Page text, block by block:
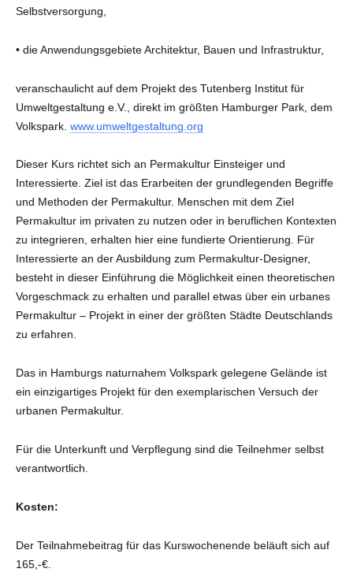
Selbstversorgung,
• die Anwendungsgebiete Architektur, Bauen und Infrastruktur,
veranschaulicht auf dem Projekt des Tutenberg Institut für
Umweltgestaltung e.V., direkt im größten Hamburger Park, dem
Volkspark. www.umweltgestaltung.org
Dieser Kurs richtet sich an Permakultur Einsteiger und
Interessierte. Ziel ist das Erarbeiten der grundlegenden Begriffe
und Methoden der Permakultur. Menschen mit dem Ziel
Permakultur im privaten zu nutzen oder in beruflichen Kontexten
zu integrieren, erhalten hier eine fundierte Orientierung. Für
Interessierte an der Ausbildung zum Permakultur-Designer,
besteht in dieser Einführung die Möglichkeit einen theoretischen
Vorgeschmack zu erhalten und parallel etwas über ein urbanes
Permakultur – Projekt in einer der größten Städte Deutschlands
zu erfahren.
Das in Hamburgs naturnahem Volkspark gelegene Gelände ist
ein einzigartiges Projekt für den exemplarischen Versuch der
urbanen Permakultur.
Für die Unterkunft und Verpflegung sind die Teilnehmer selbst
verantwortlich.
Kosten:
Der Teilnahmebeitrag für das Kurswochenende beläuft sich auf
165,-€.